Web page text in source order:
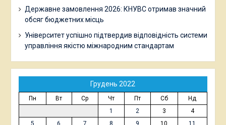
Державне замовлення 2026: КНУВС отримав значний
обсяг бюджетних місць
Університет успішно підтвердив відповідність системи
управління якістю міжнародним стандартам
Грудень 2022
Пн Вт Ср Чт Пт Сб
Нд
1
2 3
4
5
6 7 8 9 10 11